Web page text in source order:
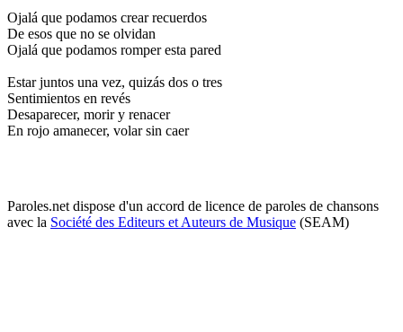
Ojalá que podamos crear recuerdos
De esos que no se olvidan
Ojalá que podamos romper esta pared
Estar juntos una vez, quizás dos o tres
Sentimientos en revés
Desaparecer, morir y renacer
En rojo amanecer, volar sin caer
Paroles.net dispose d'un accord de licence de paroles de chansons
avec la Société des Editeurs et Auteurs de Musique (SEAM)